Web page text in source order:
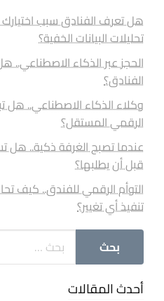
هل تعرف الفنادق سبب
تحليلات البيانات الخفية؟
الحجز عبر الذكاء الاصطناعي..
الفنادق؟
وكلاء الذكاء الاصطناعي.. هل
الرقمي المستقل؟
عندما تصبح الغرفة ذكية.. هل
قبل أن يطلبها؟
التوأم الرقمي للفندق.. كيف
تنفيذ أي تغيير؟
أحدث المقالات